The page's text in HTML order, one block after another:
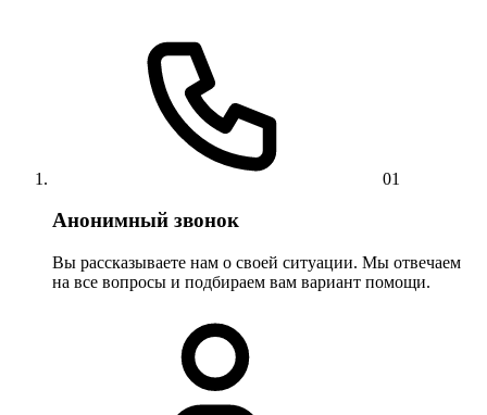
01
Анонимный звонок
Вы рассказываете нам о своей ситуации. Мы отвечаем
на все вопросы и подбираем вам вариант помощи.